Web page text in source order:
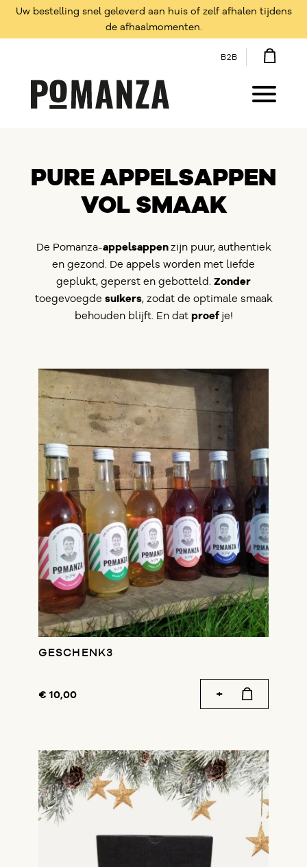
Uw bestelling snel geleverd aan huis of zelf afhalen tijdens
de afhaalmomenten.
B2B
PURE APPELSAPPEN
VOL SMAAK
De Pomanza-appelsappenzijn puur, authentiek
en gezond. De appels worden met liefde
geplukt, geperst en gebotteld. Zonder
toegevoegde suikers, zodat de optimale smaak
behouden blijft. En dat proef je!
GESCHENK3
€ 10,00